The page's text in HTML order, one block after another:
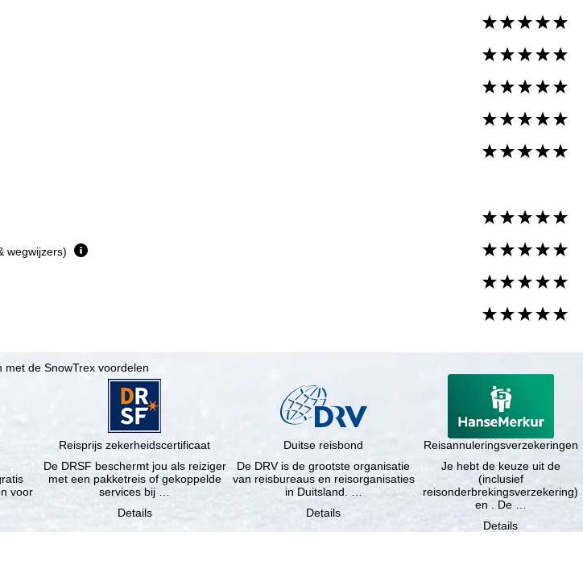
wegwijzers)
met de SnowTrex voordelen
voor
Reisprijs zekerheidscertificaat
De DRSF beschermt jou als reiziger
met een pakketreis of gekoppelde
services bij …
Details
Duitse reisbond
De DRV is de grootste organisatie
van reisbureaus en reisorganisaties
in Duitsland. …
Details
Reisannuleringsverzekeringen
Je hebt de keuze uit de
(inclusief
reisonderbrekingsverzekering)
en . De …
Details